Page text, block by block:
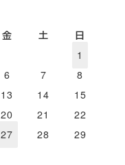
金 土
日
1
6 7
8
13 14
15
20 21
22
27 28
29